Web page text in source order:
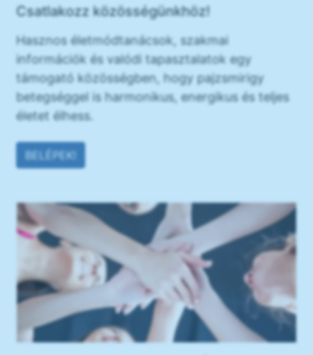
Csatlakozz közösségünkhöz!
Hasznos életmódtanácsok, szakmai
információk és valódi tapasztalatok egy
támogató közösségben, hogy pajzsmirigy
betegséggel is harmonikus, energikus és teljes
életet élhess.
BELÉPEK!